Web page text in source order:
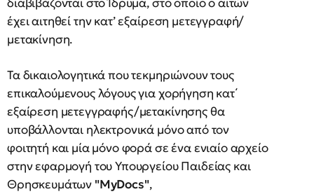
έχει αιτηθεί την κατ’ εξαίρεση μετεγγραφή/
μετακίνηση.
Τα δικαιολογητικά που τεκμηριώνουν τους
επικαλούμενους λόγους για χορήγηση κατ΄
εξαίρεση μετεγγραφής/μετακίνησης θα
υποβάλλονται ηλεκτρονικά μόνο από τον
φοιτητή και μία μόνο φορά σε ένα ενιαίο αρχείο
στην εφαρμογή του Υπουργείου Παιδείας και
Θρησκευμάτων "MyDocs",